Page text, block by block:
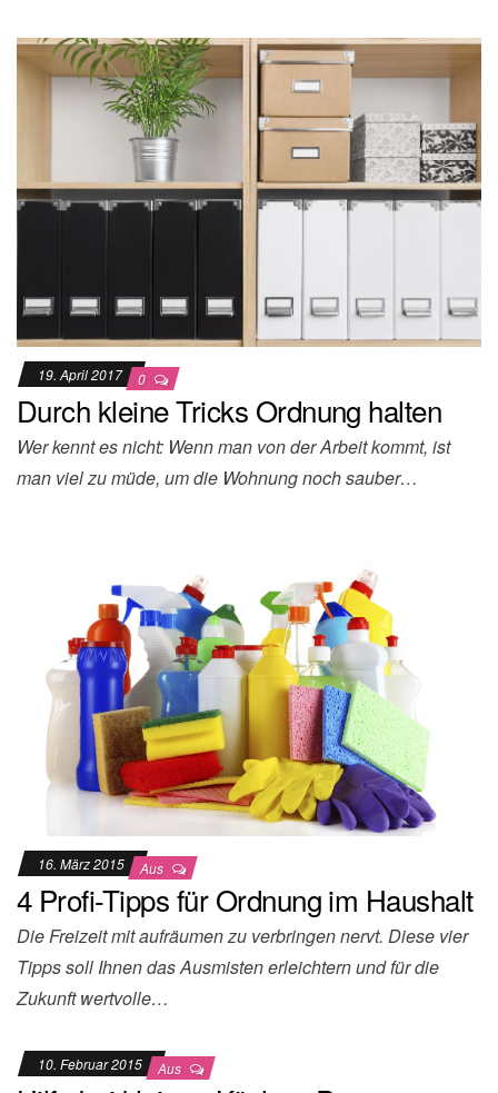
19. April 2017 0
Durch kleine Tricks Ordnung halten
Wer kennt es nicht: Wenn man von der Arbeit kommt, ist
man viel zu müde, um die Wohnung noch sauber…
16. März 2015 Aus
4 Profi-Tipps für Ordnung im Haushalt
Die Freizeit mit aufräumen zu verbringen nervt. Diese vier
Tipps soll Ihnen das Ausmisten erleichtern und für die
Zukunft wertvolle…
10. Februar 2015 Aus